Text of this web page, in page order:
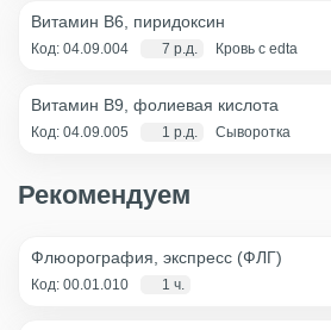
Витамин В6, пиридоксин
Код: 04.09.004 7 р.д. Кровь с edta
Витамин В9, фолиевая кислота
Код: 04.09.005 1 р.д. Сыворотка
Рекомендуем
Флюорография, экспресс (ФЛГ)
Код: 00.01.010 1 ч.